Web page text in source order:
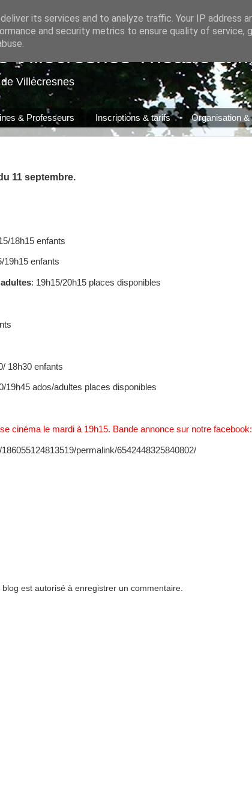
Villecresnes Théâtre &
Villecresnes
& Professeurs Inscriptions & tarifs Organisation &
11 septembre.
18h15 enfants
19h15 enfants
: 19h15/20h15 places disponibles
18h30 enfants
19h45 ados/adultes places disponibles
cinéma le mardi à 19h15. Bande annonce sur notre facebook:
permalink/6542448325840802/
est autorisé à enregistrer un commentaire.
its services and to analyze traffic. Your IP address
and security metrics to ensure quality of service,